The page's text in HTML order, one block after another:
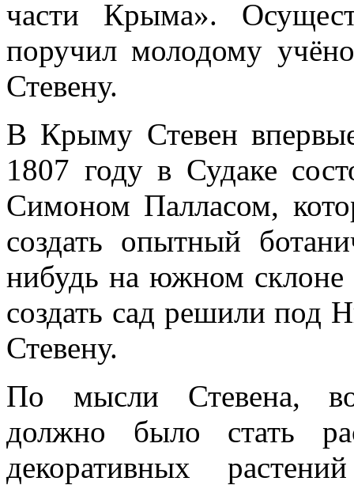
части Крыма».
поручил молодому
Стевену.
В Крыму Стевен
1807 году в Судаке
Симоном Палласом,
создать опытный
нибудь на южном склоне
создать сад решили под
Стевену.
По мысли Стевена,
должно было стать
декоративных